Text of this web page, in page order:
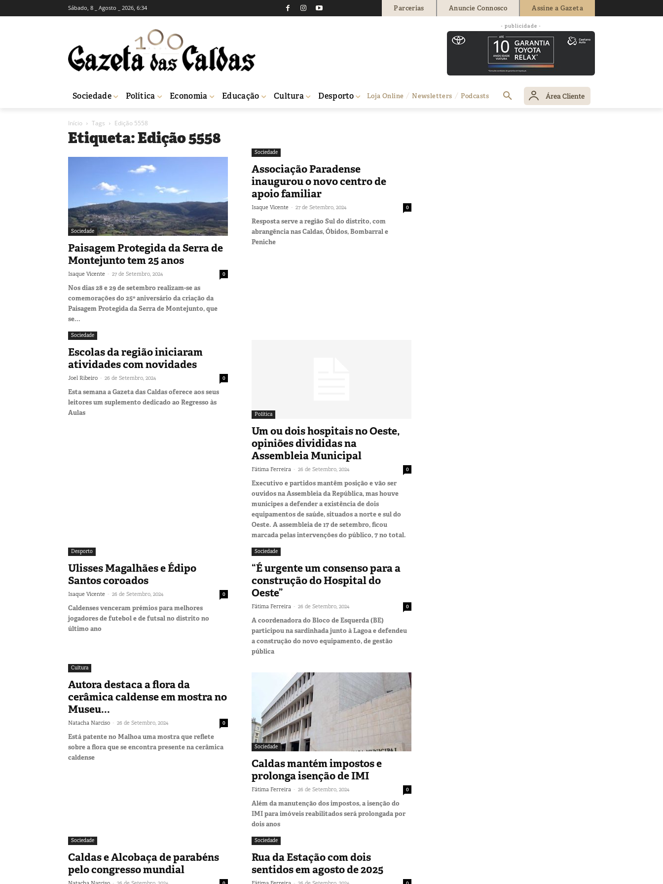
Sábado, 8 _ Agosto _ 2026, 6:34 Parcerias Anuncie Connosco Assine a Gazeta
- publicidade -
Sociedade Política Economia Educação Cultura Desporto Loja Online Newsletters Podcasts Área Cliente
Início Tags Edição 5558
Etiqueta: Edição 5558
Sociedade
Paisagem Protegida da Serra de
Montejunto tem 25 anos
Isaque Vicente - 27 de Setembro, 2024 0
Nos dias 28 e 29 de setembro realizam-se as
comemorações do 25º aniversário da criação da
Paisagem Protegida da Serra de Montejunto, que
se...
Sociedade
Associação Paradense
inaugurou o novo centro de
apoio familiar
Isaque Vicente - 27 de Setembro, 2024 0
Resposta serve a região Sul do distrito, com
abrangência nas Caldas, Óbidos, Bombarral e
Peniche
Sociedade
Escolas da região iniciaram
atividades com novidades
Joel Ribeiro - 26 de Setembro, 2024 0
Esta semana a Gazeta das Caldas oferece aos seus
leitores um suplemento dedicado ao Regresso às
Aulas
Política
Um ou dois hospitais no Oeste,
opiniões divididas na
Assembleia Municipal
Fátima Ferreira - 26 de Setembro, 2024 0
Executivo e partidos mantêm posição e vão ser
ouvidos na Assembleia da República, mas houve
munícipes a defender a existência de dois
equipamentos de saúde, situados a norte e sul do
Oeste. A assembleia de 17 de setembro, ficou
marcada pelas intervenções do público, 7 no total.
Desporto
Ulisses Magalhães e Édipo
Santos coroados
Isaque Vicente - 26 de Setembro, 2024 0
Caldenses venceram prémios para melhores
jogadores de futebol e de futsal no distrito no
último ano
Sociedade
“É urgente um consenso para a
construção do Hospital do
Oeste”
Fátima Ferreira - 26 de Setembro, 2024 0
A coordenadora do Bloco de Esquerda (BE)
participou na sardinhada junto à Lagoa e defendeu
a construção do novo equipamento, de gestão
pública
Cultura
Autora destaca a flora da
cerâmica caldense em mostra no
Museu...
Natacha Narciso - 26 de Setembro, 2024 0
Está patente no Malhoa uma mostra que reflete
sobre a flora que se encontra presente na cerâmica
caldense
Sociedade
Caldas mantém impostos e
prolonga isenção de IMI
Fátima Ferreira - 26 de Setembro, 2024 0
Além da manutenção dos impostos, a isenção do
IMI para imóveis reabilitados será prolongada por
dois anos
Sociedade
Caldas e Alcobaça de parabéns
pelo congresso mundial
Sociedade
Rua da Estação com dois
sentidos em agosto de 2025